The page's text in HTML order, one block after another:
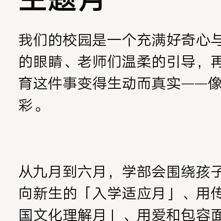
我们的校园是一个充满好奇心
的眼睛、老师们温柔的引导，
育这件事变得生动而真实——
彩。
从九月到六月，学部会围绕孩
向新生的「入学适应月」、用
国文化理解月」、用爱和包容